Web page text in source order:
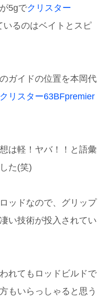
が5gでクリスター
いるのはベイトとスピ
ガイドの位置を本岡代
クリスター63BFpremier
は軽！ヤバ！！と語彙
た(笑)
ッドなので、グリップ
い技術が投入されてい
れてもロッドビルドで
もいらっしゃると思う